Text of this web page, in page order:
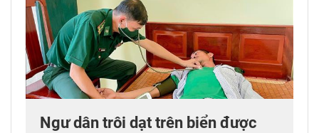
Ngư dân trôi dạt trên biển được